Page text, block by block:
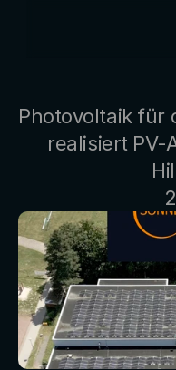
KI-Strom
PV für zu Hause
PV-Großanlagen
Wärmepumpe
Investment
SERVICE
Photovoltaik für
realisiert